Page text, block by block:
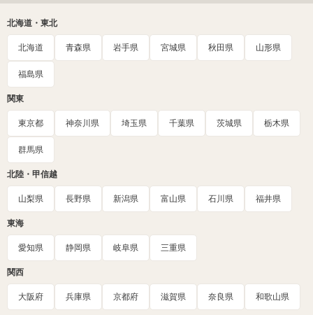
北海道・東北
北海道 青森県 岩手県 宮城県 秋田県 山形県
福島県
関東
東京都 神奈川県 埼玉県 千葉県 茨城県 栃木県
群馬県
北陸・甲信越
山梨県 長野県 新潟県 富山県 石川県 福井県
東海
愛知県 静岡県 岐阜県 三重県
関西
大阪府 兵庫県 京都府 滋賀県 奈良県 和歌山県